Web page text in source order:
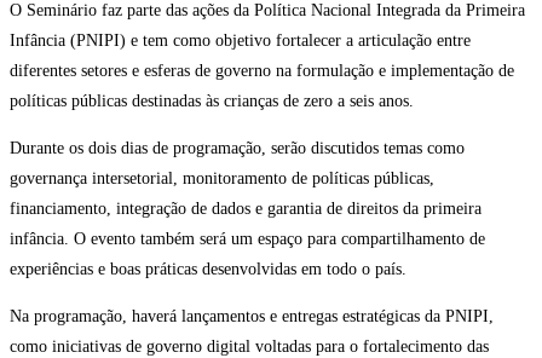
O Seminário faz parte das ações da Política Nacional Integrada da Primeira
Infância (PNIPI) e tem como objetivo fortalecer a articulação entre
diferentes setores e esferas de governo na formulação e implementação de
políticas públicas destinadas às crianças de zero a seis anos.
Durante os dois dias de programação, serão discutidos temas como
governança intersetorial, monitoramento de políticas públicas,
financiamento, integração de dados e garantia de direitos da primeira
infância. O evento também será um espaço para compartilhamento de
experiências e boas práticas desenvolvidas em todo o país.
Na programação, haverá lançamentos e entregas estratégicas da PNIPI,
como iniciativas de governo digital voltadas para o fortalecimento das